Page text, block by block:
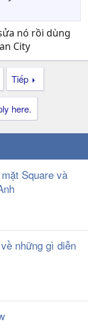
nó rồi dùng
City
Tiếp
here.
Square và
những gì diễn